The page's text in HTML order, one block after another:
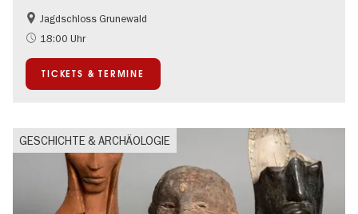
Barrierefrei
Im Grünen
Open Air
Schlösser & Gärten
Jagdschloss Grunewald
18:00 Uhr
TICKETS & TERMINE
GESCHICHTE & ARCHÄOLOGIE